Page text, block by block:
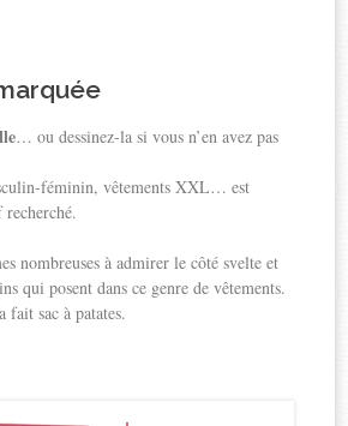
… ou dessinez-la si vous n’en avez pas
féminin, vêtements XXL… est
nombreuses à admirer le côté svelte et
qui posent dans ce genre de vêtements.
sac à patates.